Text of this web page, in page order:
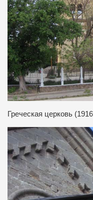
Греческая церковь